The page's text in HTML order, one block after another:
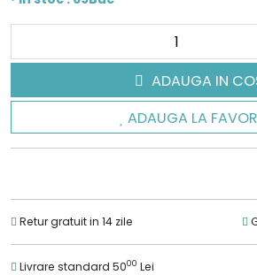
ADAUGA IN
ADAUGA LA
Retur gratuit in 14 zile
Livrare standard 5000 Lei